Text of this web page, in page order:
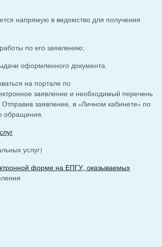
напрямую в ведомство для получения
по его заявлению;
оформленного документа.
на портале по
заявление и необходимый перечень
заявление, в «Личном кабинете» по
обращения.
услуг)
форме на ЕПГУ, оказываемых